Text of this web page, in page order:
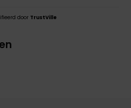
door TrustVille